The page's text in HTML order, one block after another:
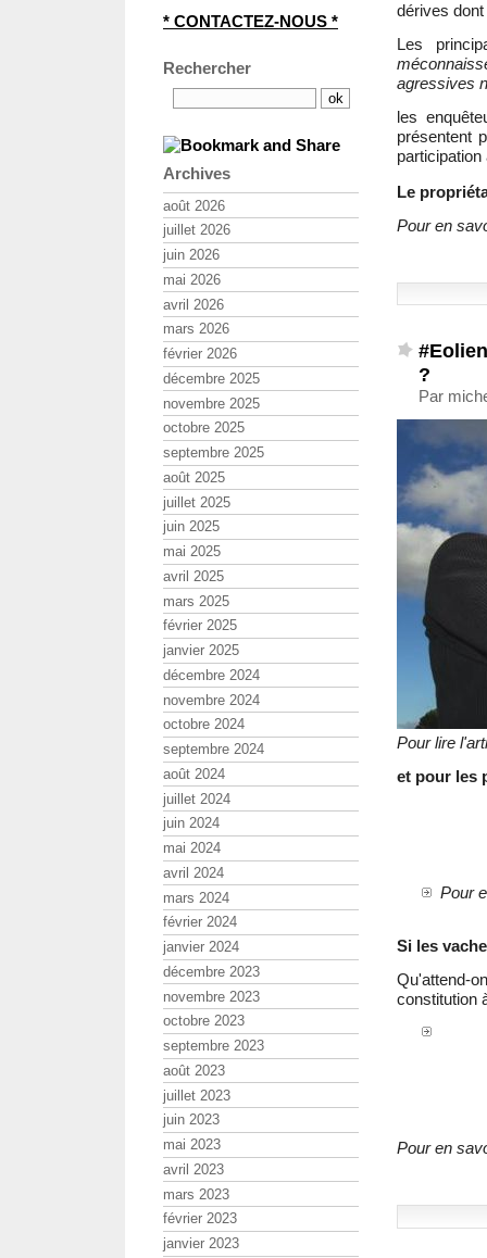
dérives
Les
agressives
les
présentent
Le
Pour en
?
Par
Pour lire
et pour les
Pour
Si les
Qu'attend-
constitution
Pour en
* CONTACTEZ-NOUS *
Rechercher
Archives
août 2026
juillet 2026
juin 2026
mai 2026
avril 2026
mars 2026
février 2026
décembre 2025
novembre 2025
octobre 2025
septembre 2025
août 2025
juillet 2025
juin 2025
mai 2025
avril 2025
mars 2025
février 2025
janvier 2025
décembre 2024
novembre 2024
octobre 2024
septembre 2024
août 2024
juillet 2024
juin 2024
mai 2024
avril 2024
mars 2024
février 2024
janvier 2024
décembre 2023
novembre 2023
octobre 2023
septembre 2023
août 2023
juillet 2023
juin 2023
mai 2023
avril 2023
mars 2023
février 2023
janvier 2023